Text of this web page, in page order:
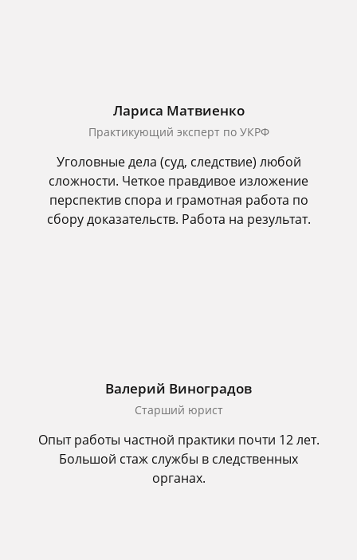
Лариса Матвиенко
Практикующий эксперт по УКРФ
Уголовные дела (суд, следствие) любой
сложности. Четкое правдивое изложение
перспектив спора и грамотная работа по
сбору доказательств. Работа на результат.
Валерий Виноградов
Старший юрист
Опыт работы частной практики почти 12 лет.
Большой стаж службы в следственных
органах.